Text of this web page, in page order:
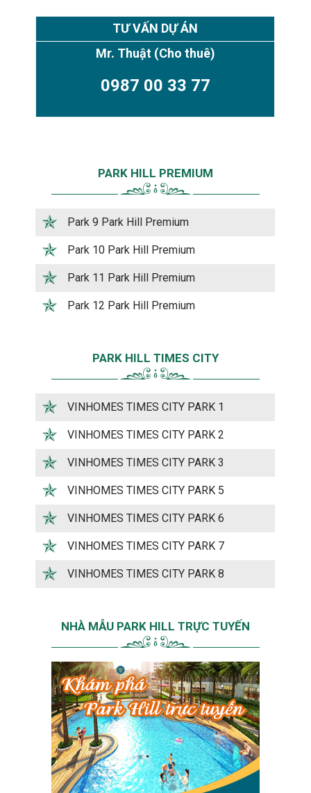
TƯ VẤN DỰ ÁN
Mr. Thuật (Cho thuê)
0987 00 33 77
PARK HILL PREMIUM
Park 9 Park Hill Premium
Park 10 Park Hill Premium
Park 11 Park Hill Premium
Park 12 Park Hill Premium
PARK HILL TIMES CITY
VINHOMES TIMES CITY PARK 1
VINHOMES TIMES CITY PARK 2
VINHOMES TIMES CITY PARK 3
VINHOMES TIMES CITY PARK 5
VINHOMES TIMES CITY PARK 6
VINHOMES TIMES CITY PARK 7
VINHOMES TIMES CITY PARK 8
NHÀ MẪU PARK HILL TRỰC TUYẾN